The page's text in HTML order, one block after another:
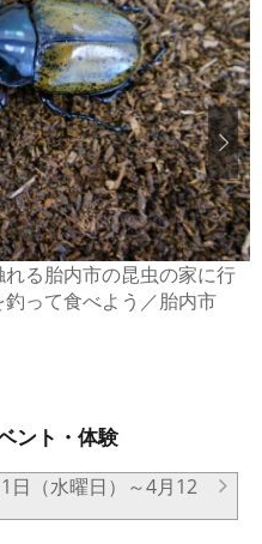
る胎内市の昆虫の家に行
って食べよう／胎内市
ント・体験
日（水曜日）～4月12